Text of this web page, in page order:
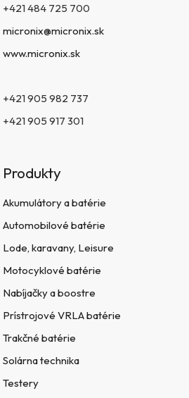
+421 484 725 700
micronix@micronix.sk
www.micronix.sk
+421 905 982 737
+421 905 917 301
Produkty
Akumulátory a batérie
Automobilové batérie
Lode, karavany, Leisure
Motocyklové batérie
Nabíjačky a boostre
Prístrojové VRLA batérie
Trakčné batérie
Solárna technika
Testery